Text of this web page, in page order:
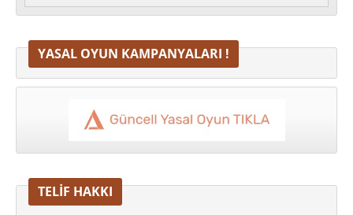
YASAL OYUN KAMPANYALARI !
TELİF HAKKI